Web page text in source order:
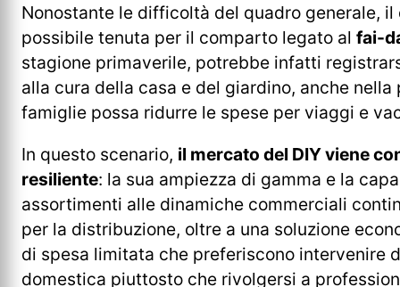
Nonostante le difficoltà del quadro generale,
possibile tenuta per il comparto legato al fai-
stagione primaverile, potrebbe infatti
alla cura della casa e del giardino, anche
famiglie possa ridurre le spese per viaggi e
In questo scenario, il mercato del DIY viene
resiliente: la sua ampiezza di gamma e la
assortimenti alle dinamiche commerciali
per la distribuzione, oltre a una soluzione
di spesa limitata che preferiscono intervenire
domestica piuttosto che rivolgersi a